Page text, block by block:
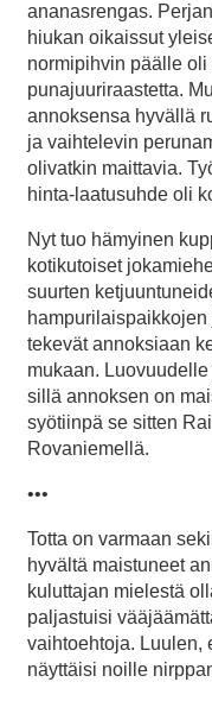
ananasrengas.
hiukan oikaissut
normipihvin päälle
punajuuriraastetta.
annoksensa hyvällä
ja vaihtelevin
olivatkin maittavia.
hinta-laatusuhde oli
Nyt tuo hämyinen
kotikutoiset
suurten
tekevät annoksiaan
mukaan.
sillä annoksen on
syötiinpä se sitten
Rovaniemellä.
•••
Totta on varmaan
hyvältä maistuneet
kuluttajan mielestä
paljastuisi
vaihtoehtoja. Luulen,
näyttäisi noille